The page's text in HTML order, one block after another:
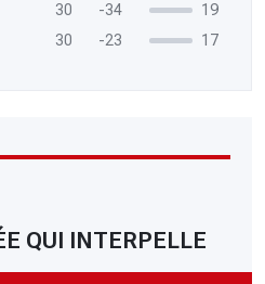
30 -34
19
30 -23 17
QUI INTERPELLE